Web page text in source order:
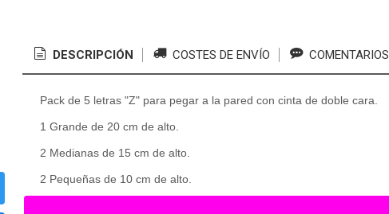
DESCRIPCIÓN COSTES DE ENVÍO COMENTARIOS
Pack de 5 letras "Z" para pegar a la pared con cinta de doble cara.
1 Grande de 20 cm de alto.
2 Medianas de 15 cm de alto.
2 Pequeñas de 10 cm de alto.